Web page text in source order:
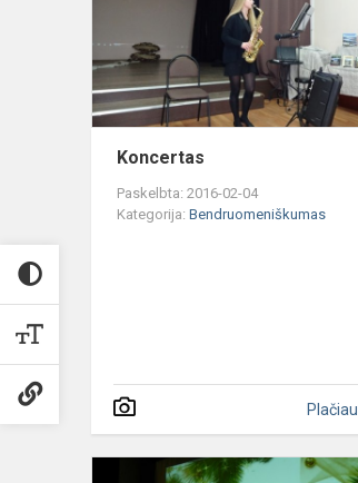
Koncertas
Paskelbta: 2016-02-04
Kategorija: Bendruomeniškumas
Plačiau